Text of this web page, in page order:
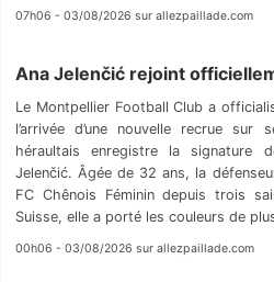
07h06 - 03/08/2026 sur allezpaillade.com
Ana Jelenčić rejoint
Le Montpellier Football Club a
l’arrivée d’une nouvelle recrue sur
héraultais enregistre la signature
Jelenčić. Âgée de 32 ans, la
FC Chênois Féminin depuis trois
Suisse, elle a porté les couleurs de
00h06 - 03/08/2026 sur allezpaillade.com